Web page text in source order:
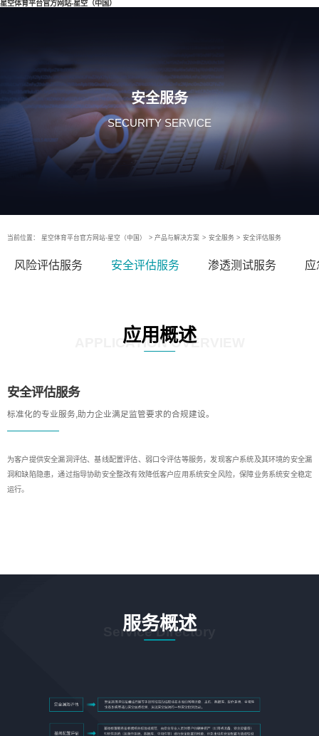
星空体育平台官方网站-星空（中国）
安全服务
SECURITY SERVICE
当前位置： 星空体育平台官方网站-星空（中国） > 产品与解决方案 > 安全服务 > 安全评估服务
风险评估服务 安全评估服务 渗透测试服务 应
应用概述
APPLICATION OVERVIEW
安全评估服务
标准化的专业服务,助力企业满足监管要求的合规建设。
为客户提供安全漏洞评估、基线配置评估、弱口令评估等服务，发现客户系统及其环境的安全漏
洞和缺陷隐患，通过指导协助安全整改有效降低客户应用系统安全风险，保障业务系统安全稳定
运行。
服务概述
Service Directory